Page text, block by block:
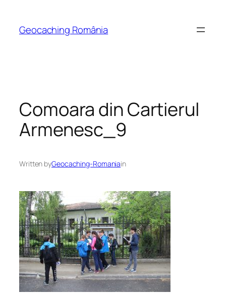
content
Geocaching România
Comoara din Cartierul
Armenesc_9
Written byGeocaching-Romaniain